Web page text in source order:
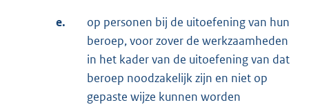
e.
op personen bij de uitoefening van hun
beroep, voor zover de werkzaamheden
in het kader van de uitoefening van dat
beroep noodzakelijk zijn en niet op
gepaste wijze kunnen worden